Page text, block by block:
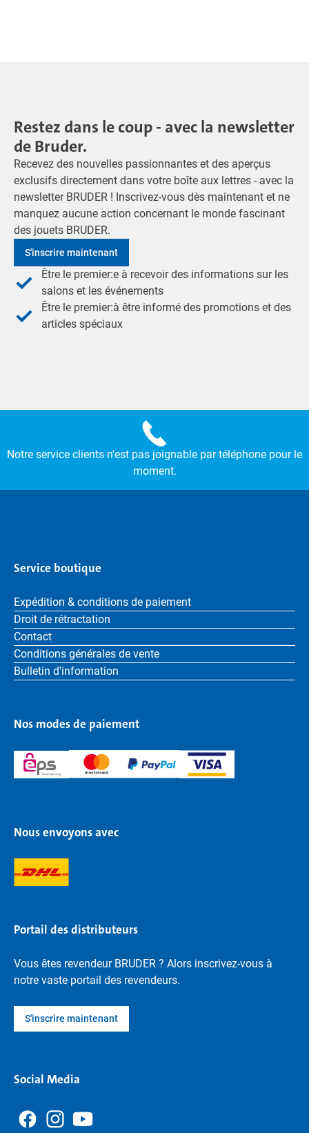
Restez dans le coup - avec la newsletter
de Bruder.
Recevez des nouvelles passionnantes et des aperçus
exclusifs directement dans votre boîte aux lettres - avec la
newsletter BRUDER ! Inscrivez-vous dès maintenant et ne
manquez aucune action concernant le monde fascinant
des jouets BRUDER.
S'inscrire maintenant
Être le premier:e à recevoir des informations sur les
salons et les événements
Être le premier:à être informé des promotions et des
articles spéciaux
Notre service clients n'est pas joignable par téléphone pour le
moment.
Service boutique
Expédition & conditions de paiement
Droit de rétractation
Contact
Conditions générales de vente
Bulletin d'information
Nos modes de paiement
Nous envoyons avec
Portail des distributeurs
Vous êtes revendeur BRUDER ? Alors inscrivez-vous à
notre vaste portail des revendeurs.
S'inscrire maintenant
Social Media